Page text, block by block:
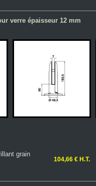
verre épaisseur 12 mm
grain
104,66 € H.T.